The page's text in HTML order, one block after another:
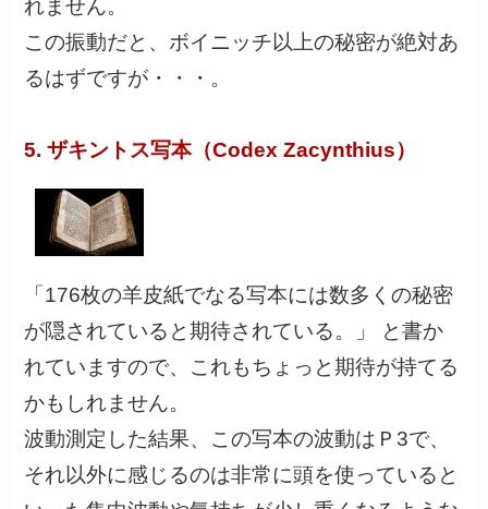
れません。
この振動だと、ボイニッチ以上の秘密が絶対あ
るはずですが・・・。
5. ザキントス写本（Codex Zacynthius）
「176枚の羊皮紙でなる写本には数多くの秘密
が隠されていると期待されている。」 と書か
れていますので、これもちょっと期待が持てる
かもしれません。
波動測定した結果、この写本の波動はＰ3で、
それ以外に感じるのは非常に頭を使っていると